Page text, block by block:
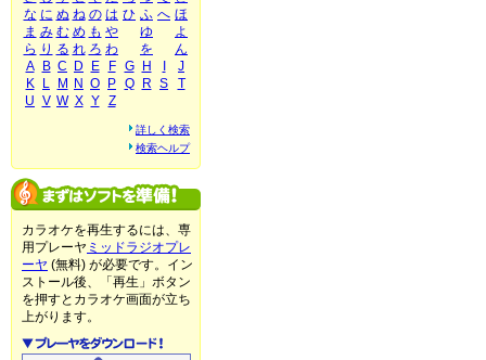
な に ぬ ね の は ひ ふ へ ほ
ま み む め も や ゆ
よ
ら り る れ ろ わ を
ん
A
B C D E F G H
J
K
L M N O P Q R S
T
U V W X Y Z
詳しく検索
検索ヘルプ
カラオケを再生するには、専
用プレーヤ ミッドラジオプレ
ーヤ (無料) が必要です。イン
ストール後、「再生」ボタン
を押すとカラオケ画面が立ち
上がります。